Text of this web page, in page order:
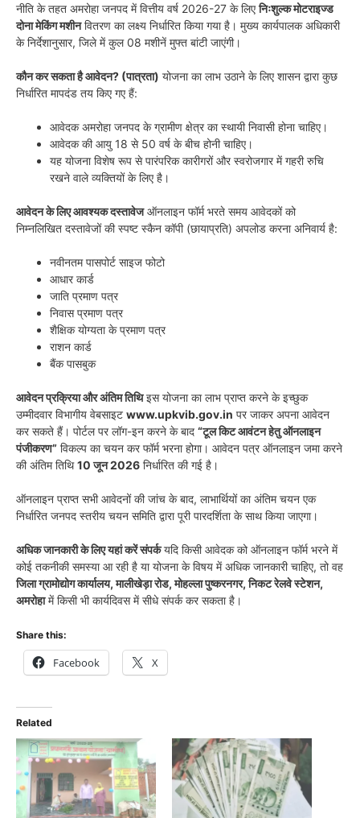
नीति के तहत अमरोहा जनपद में वित्तीय वर्ष 2026-27 के लिएनिःशुल्क मोटराइज्ड
दोना मेकिंग मशीनवितरण का लक्ष्य निर्धारित किया गया है। मुख्य कार्यपालक अधिकारी
के निर्देशानुसार, जिले में कुल 08 मशीनें मुफ्त बांटी जाएंगी।
कौन कर सकता है आवेदन? (पात्रता) योजना का लाभ उठाने के लिए शासन द्वारा कुछ
निर्धारित मापदंड तय किए गए हैं:
आवेदक अमरोहा जनपद के ग्रामीण क्षेत्र का स्थायी निवासी होना चाहिए।
आवेदक की आयु 18 से 50 वर्ष के बीच होनी चाहिए।
यह योजना विशेष रूप से पारंपरिक कारीगरों और स्वरोजगार में गहरी रुचि
रखने वाले व्यक्तियों के लिए है।
आवेदन के लिए आवश्यक दस्तावेजऑनलाइन फॉर्म भरते समय आवेदकों को
निम्नलिखित दस्तावेजों की स्पष्ट स्कैन कॉपी (छायाप्रति) अपलोड करना अनिवार्य है:
नवीनतम पासपोर्ट साइज फोटो
आधार कार्ड
जाति प्रमाण पत्र
निवास प्रमाण पत्र
शैक्षिक योग्यता के प्रमाण पत्र
राशन कार्ड
बैंक पासबुक
आवेदन प्रक्रिया और अंतिम तिथिइस योजना का लाभ प्राप्त करने के इच्छुक
उम्मीदवार विभागीय वेबसाइट www.upkvib.gov.in पर जाकर अपना आवेदन
कर सकते हैं। पोर्टल पर लॉग-इन करने के बाद “टूल किट आवंटन हेतु ऑनलाइन
पंजीकरण” विकल्प का चयन कर फॉर्म भरना होगा। आवेदन पत्र ऑनलाइन जमा करने
की अंतिम तिथि10 जून 2026 निर्धारित की गई है।
ऑनलाइन प्राप्त सभी आवेदनों की जांच के बाद, लाभार्थियों का अंतिम चयन एक
निर्धारित जनपद स्तरीय चयन समिति द्वारा पूरी पारदर्शिता के साथ किया जाएगा।
अधिक जानकारी के लिए यहां करें संपर्कयदि किसी आवेदक को ऑनलाइन फॉर्म भरने में
कोई तकनीकी समस्या आ रही है या योजना के विषय में अधिक जानकारी चाहिए, तो वह
जिला ग्रामोद्योग कार्यालय, मालीखेड़ा रोड, मोहल्ला पुष्करनगर, निकट रेलवे स्टेशन,
अमरोहामें किसी भी कार्यदिवस में सीधे संपर्क कर सकता है।
Share this:
Facebook X
Related